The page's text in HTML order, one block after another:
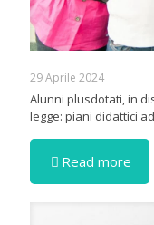
29 Aprile 2024
Alunni plusdotati, in
legge: piani didattici
Read more